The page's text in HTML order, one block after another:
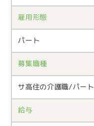
雇用形態
パート
募集職種
サ高住の介護職/パート
給与